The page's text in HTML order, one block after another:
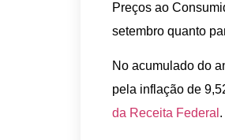
Preços ao
setembro quanto
No acumulado do
pela inflação de
da Receita Federal .